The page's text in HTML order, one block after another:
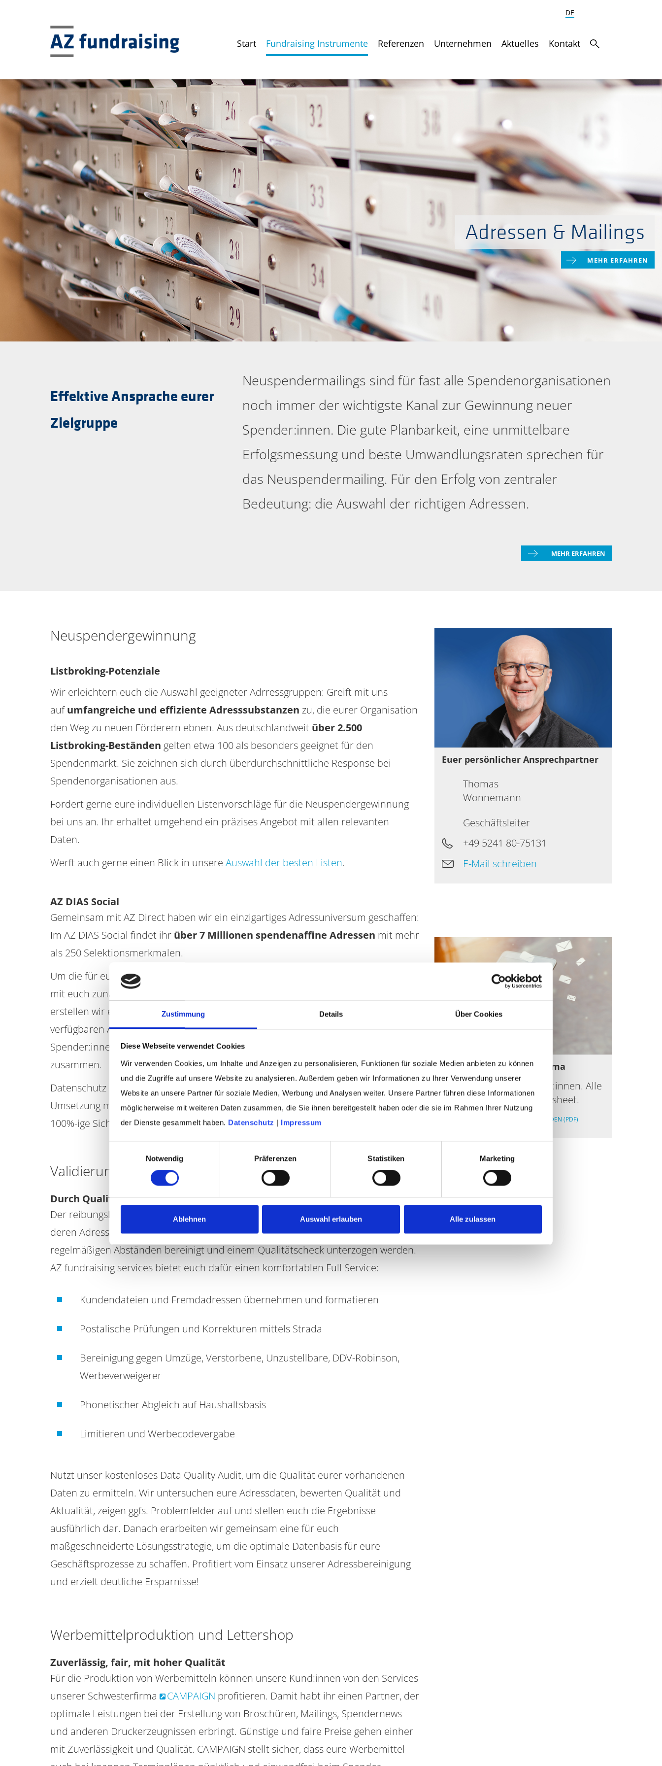
Zustimmung Details Über Cookies
Diese Webseite verwendet Cookies
Wir verwenden Cookies, um Inhalte und Anzeigen zu personalisieren, Funktionen für soziale Medien anbieten zu können
und die Zugriffe auf unsere Website zu analysieren. Außerdem geben wir Informationen zu Ihrer Verwendung unserer
Website an unsere Partner für soziale Medien, Werbung und Analysen weiter. Unsere Partner führen diese Informationen
möglicherweise mit weiteren Daten zusammen, die Sie ihnen bereitgestellt haben oder die sie im Rahmen Ihrer Nutzung
der Dienste gesammelt haben. Datenschutz | Impressum
Notwendig
Präferenzen Statistiken Marketing
Ablehnen Auswahl erlauben Alle zulassen
DE
Start Fundraising Instrumente Referenzen Unternehmen Aktuelles Kontakt
Adressen & Mailings
MEHR ERFAHREN
Effektive Ansprache eurer
Zielgruppe
Neuspendermailings sind für fast alle Spendenorganisationen
noch immer der wichtigste Kanal zur Gewinnung neuer
Spender:innen. Die gute Planbarkeit, eine unmittelbare
Erfolgsmessung und beste Umwandlungsraten sprechen für
das Neuspendermailing. Für den Erfolg von zentraler
Bedeutung: die Auswahl der richtigen Adressen.
MEHR ERFAHREN
Neuspendergewinnung
Listbroking-Potenziale
Wir erleichtern euch die Auswahl geeigneter Adrressgruppen: Greift mit uns
aufumfangreiche und effiziente Adresssubstanzen zu, die eurer Organisation
den Weg zu neuen Förderern ebnen. Aus deutschlandweit über 2.500
Listbroking­-Beständen gelten etwa 100 als besonders geeignet für den
Spendenmarkt. Sie zeichnen sich durch überdurchschnittliche Response bei
Spendenorganisationen aus.
Fordert gerne eure individuellen Listenvorschläge für die Neuspendergewinnung
bei uns an. Ihr erhaltet umgehend ein präzises Angebot mit allen relevanten
Daten.
Werft auch gerne einen Blick in unsere Auswahl der besten Listen.
AZ DIAS Social
Gemeinsam mit AZ Direct haben wir ein einzigartiges Adressuniversum geschaffen:
Im AZ DIAS Social findet ihr über 7 Millionen spendenaffine Adressen mit mehr
als 250 Selektionsmerkmalen.
Um die für eure Organisation optimale Zielgruppe zu bestimmen, erarbeiten wir
mit euch zunächst eine
erstellen wir eure Scorekarte: Erfahrt anhand der individuellen Bewertung aller
verfügbaren Adressen mehr über die Charakteristika eures Bestandes an
Spender:innen. Zusätzlich stellen wir euch die passenden Zielgruppenadressen
zusammen.
Datenschutz und Datensicherheit liegen uns am Herzen. Deshalb erfolgt die
Umsetzung mit Hilfe unseres patentierten Data Secure TTP-Verfahren, das euch
100%-ige Sicherheit garantiert.
Validierung der Spenderdatenbank
Durch Qualität in Kontakt bleiben – mit Full Service
Der reibungslose Dialog mit euren Spender:innen funktioniert nur dann, wenn
deren Adressen topaktuell gepflegt sind. Spenderdateien sollten daher in
regelmäßigen Abständen bereinigt und einem Qualitätscheck unterzogen werden.
AZ fundraising services bietet euch dafür einen komfortablen Full Service:
Kundendateien und Fremdadressen übernehmen und formatieren
Postalische Prüfungen und Korrekturen mittels Strada
Bereinigung gegen Umzüge, Verstorbene, Unzustellbare, DDV-Robinson,
Werbeverweigerer
Phonetischer Abgleich auf Haushaltsbasis
Limitieren und Werbecodevergabe
Nutzt unser kostenloses Data Quality Audit, um die Qualität eurer vorhandenen
Daten zu ermitteln. Wir untersuchen eure Adressdaten, bewerten Qualität und
Aktualität, zeigen ggfs. Problemfelder auf und stellen euch die Ergebnisse
ausführlich dar. Danach erarbeiten wir gemeinsam eine für euch
maßgeschneiderte Lösungsstrategie, um die optimale Datenbasis für eure
Geschäftsprozesse zu schaffen. Profitiert vom Einsatz unserer Adressbereinigung
und erzielt deutliche Ersparnisse!
Werbemittelproduktion und Lettershop
Zuverlässig, fair, mit hoher Qualität
Für die Produktion von Werbemitteln können unsere Kund:innen von den Services
unserer Schwesterfirma
CAMPAIGN profitieren. Damit habt ihr einen Partner, der
optimale Leistungen bei der Erstellung von Broschüren, Mailings, Spendernews
und anderen Druckerzeugnissen erbringt. Günstige und faire Preise gehen einher
mit Zuverlässigkeit und Qualität. CAMPAIGN stellt sicher, dass eure Werbemittel
Euer persönlicher Ansprechpartner
Thomas
Wonnemann
Geschäftsleiter
+49 5241 80-75131
E-Mail schreiben
Das Factsheet zum Thema
Gewinne neue Spender:innen. Alle
Infos findest du im Factsheet.
FACTSHEET HERUNTERLADEN (PDF)